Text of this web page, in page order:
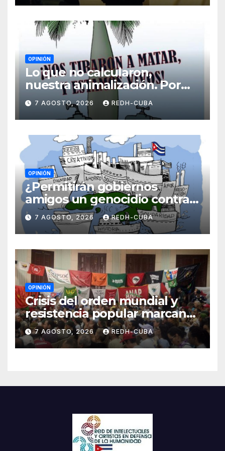
OPINIÓN
Lo que no calcularon,
nuestra animalización. Por
Laidi Fernández de Juan
7 AGOSTO, 2026 REDH-CUBA
OPINIÓN
¿Permitirán gobiernos
amigos un genocidio contra
Cuba? Por Hedelberto López
Blanch
7 AGOSTO, 2026 REDH-CUBA
OPINIÓN
Crisis del orden mundial y
resistencia popular marcan
el inicio de la IV Asamblea
Continental de ALBA
Movimientos en Cuba
7 AGOSTO, 2026 REDH-CUBA